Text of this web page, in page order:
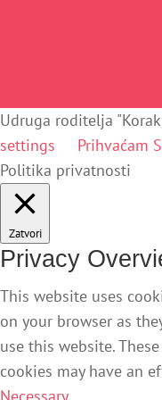
Udruga roditelja
settings
Prihvaćam
Politika privatnosti
Zatvori
Privacy
This website uses
on your browser as
use this website.
cookies may have an